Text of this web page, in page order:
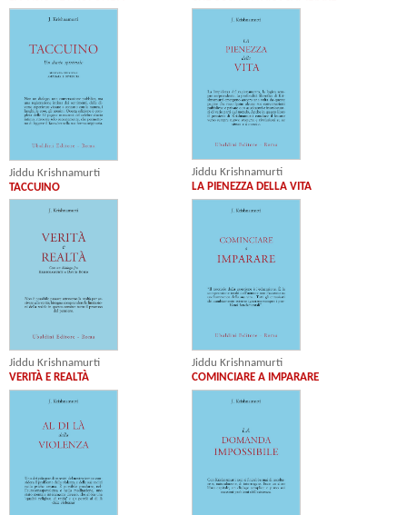
Jiddu Krishnamurti
TACCUINO
Jiddu Krishnamurti
LA PIENEZZA DELLA VITA
Jiddu Krishnamurti
VERITÀ E REALTÀ
Jiddu Krishnamurti
COMINCIARE A IMPARARE